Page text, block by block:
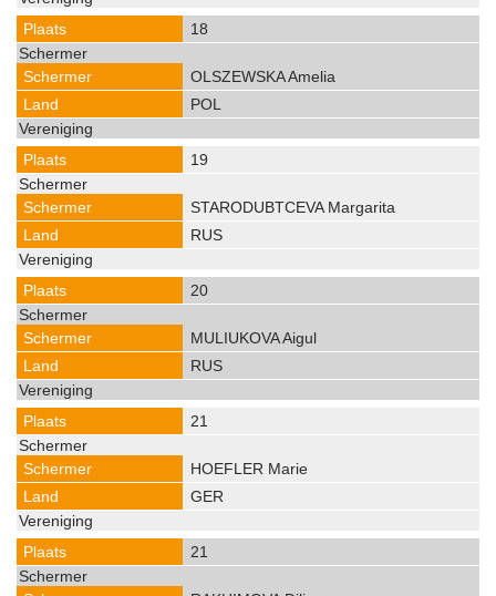
18
OLSZEWSKA Amelia
POL
19
STARODUBTCEVA Margarita
RUS
20
MULIUKOVA Aigul
RUS
21
HOEFLER Marie
GER
21